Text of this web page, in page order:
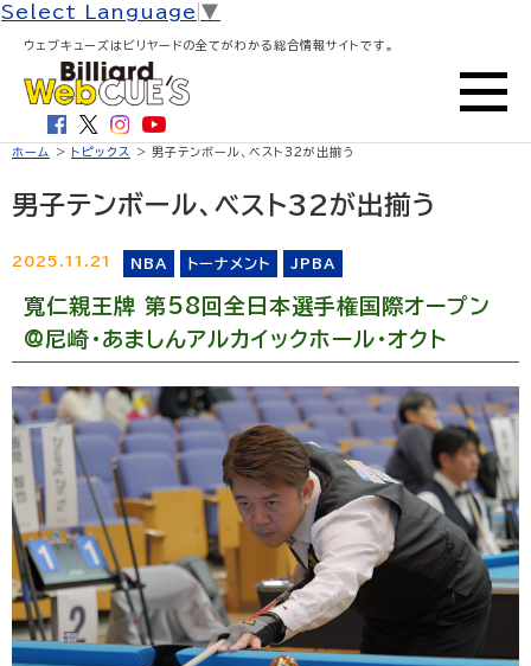
Select Language ▼
ウェブキューズはビリヤードの全てがわかる総合情報サイトです。
ホーム > トピックス > 男子テンボール、ベスト32が出揃う
男子テンボール、ベスト32が出揃う
2025.11.21 NBA トーナメント JPBA
寬仁親王牌 第58回全日本選手権国際オープン
@尼崎・あましんアルカイックホール・オクト